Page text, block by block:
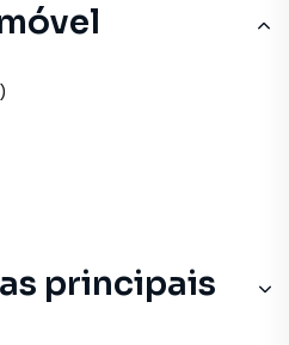
principais